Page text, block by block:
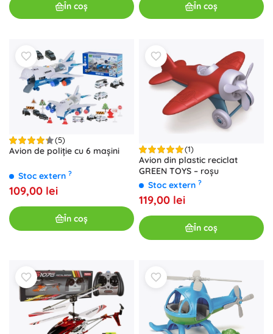
În coș În coș
(5)
Avion de poliție cu 6 mașini
Stoc extern ?
109,00 lei
În coș
(1)
Avion din plastic reciclat
GREEN TOYS – roșu
Stoc extern ?
119,00 lei
În coș